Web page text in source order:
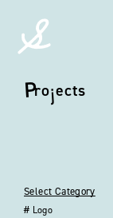
Projects
Projects
# Logo
カテゴリを選択する
Select Category